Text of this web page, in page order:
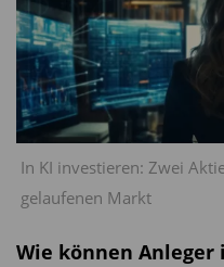
In KI investieren: Zwei
gelaufenen Markt
Wie können